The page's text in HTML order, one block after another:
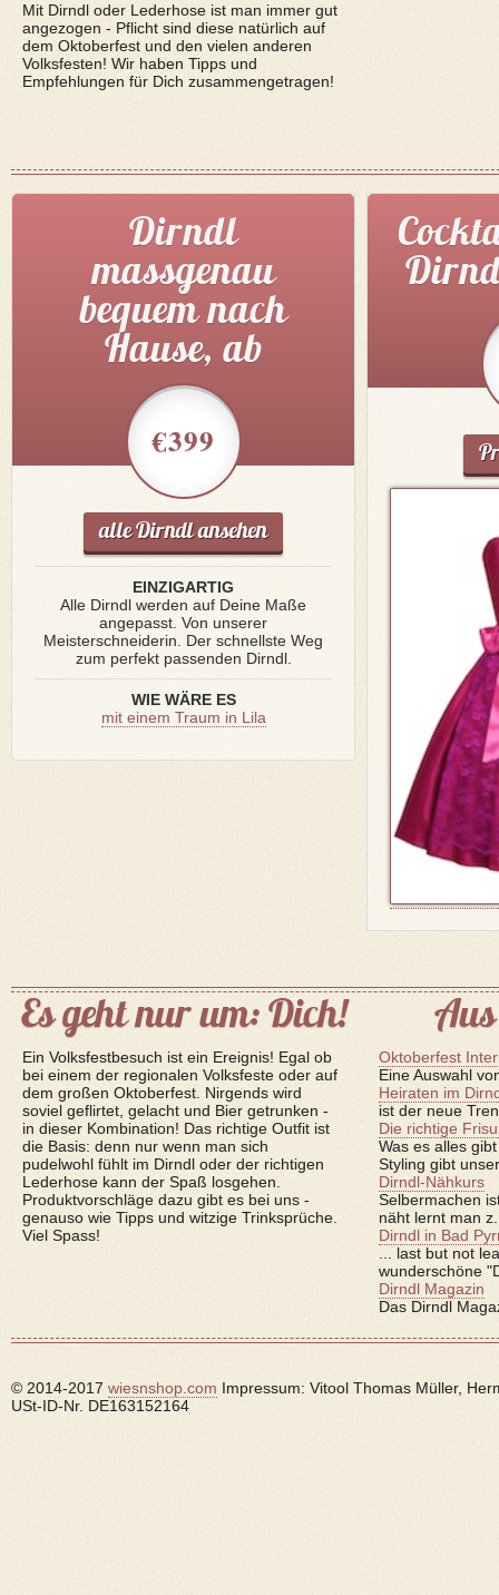
Mit Dirndl oder Lederhose ist man immer gut
angezogen - Pflicht sind diese natürlich auf
dem Oktoberfest und den vielen anderen
Volksfesten! Wir haben Tipps und
Empfehlungen für Dich zusammengetragen!
Dirndl
massgenau
bequem nach
Hause, ab
€399
alle Dirndl ansehen
EINZIGARTIG
Alle Dirndl werden auf Deine Maße
angepasst. Von unserer
Meisterschneiderin. Der schnellste Weg
zum perfekt passenden Dirndl.
WIE WÄRE ES
mit einem Traum in Lila
Es geht nur um: Dich!
Ein Volksfestbesuch ist ein Ereignis! Egal ob
bei einem der regionalen Volksfeste oder auf
dem großen Oktoberfest. Nirgends wird
soviel geflirtet, gelacht und Bier getrunken -
in dieser Kombination! Das richtige Outfit ist
die Basis: denn nur wenn man sich
pudelwohl fühlt im Dirndl oder der richtigen
Lederhose kann der Spaß losgehen.
Produktvorschläge dazu gibt es bei uns -
genauso wie Tipps und witzige Trinksprüche.
Viel Spass!
Oktoberfest
Eine Auswahl
Heiraten im
ist der neue
Die richtige
Was es alles
Styling gibt
Dirndl-Nähkurs
Selbermachen
näht lernt man
Dirndl in Bad
... last but not
wunderschöne
Dirndl Magazin
Das Dirndl
© 2014-2017 wiesnshop.com Impressum: Vitool Thomas Müller,
USt-ID-Nr. DE163152164